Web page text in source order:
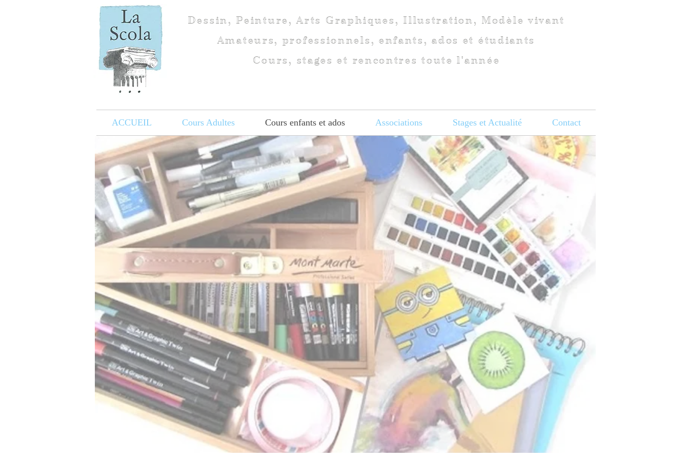
Dessin, Peinture, Arts Graphiques, Illustration, Modèle vivant
Amateurs, professionnels, enfants, ados et étudiants
Cours, stages et rencontres toute l'année
ACCUEIL Cours Adultes Cours enfants et ados Associations Stages et Actualité Contact